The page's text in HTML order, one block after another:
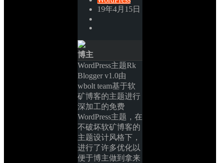
19年4月15日
博主
WordPress主题Rk
Blogger v1.0由
wbolt team基于软
矿博客的主题进行
深加工的免费
WordPress主题，在
不破坏软矿博客的
主题设计风格下，
进行了许多优化以
便于博主做到拿来